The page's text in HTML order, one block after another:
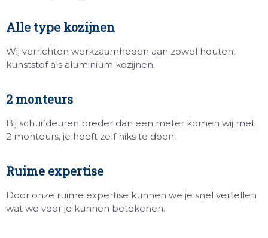
Alle type kozijnen
Wij verrichten werkzaamheden aan zowel houten,
kunststof als aluminium kozijnen.
2 monteurs
Bij schuifdeuren breder dan een meter komen wij met
2 monteurs, je hoeft zelf niks te doen.
Ruime expertise
Door onze ruime expertise kunnen we je snel vertellen
wat we voor je kunnen betekenen.